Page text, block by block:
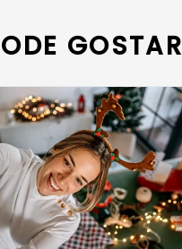
GOSTAR